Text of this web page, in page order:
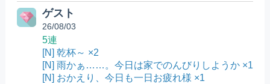
ゲスト
26/08/03
5連
[N] 乾杯～ ×2
[N] 雨かぁ……。今日は家でのんびりしようか ×1
[N] おかえり、今日も一日お疲れ様 ×1